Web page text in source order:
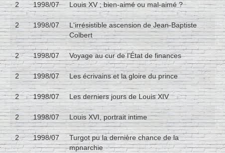
2 1998/07 Louis XV ; bien-aimé ou mal-aimé ?
2 1998/07
L'irrésistible ascension de Jean-Baptiste
Colbert
2 1998/07 Voyage au cur de l'État de finances
2 1998/07 Les écrivains et la gloire du prince
2 1998/07 Les derniers jours de Louis XIV
2 1998/07 Louis XVI, portrait intime
2 1998/07
Turgot pu la dernière chance de la
mpnarchie